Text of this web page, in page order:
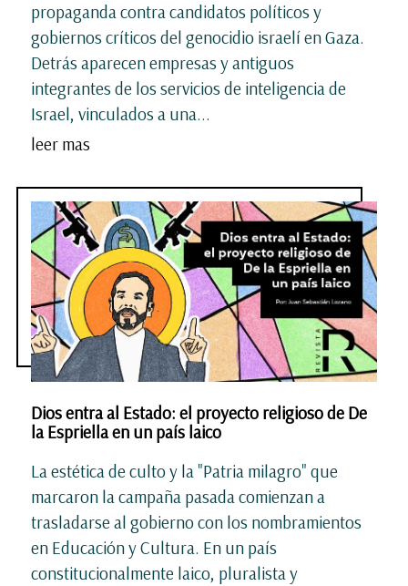
propaganda contra candidatos políticos y
gobiernos críticos del genocidio israelí en Gaza.
Detrás aparecen empresas y antiguos
integrantes de los servicios de inteligencia de
Israel, vinculados a una...
leer mas
Dios entra al Estado: el proyecto religioso de De
la Espriella en un país laico
La estética de culto y la "Patria milagro" que
marcaron la campaña pasada comienzan a
trasladarse al gobierno con los nombramientos
en Educación y Cultura. En un país
constitucionalmente laico, pluralista y